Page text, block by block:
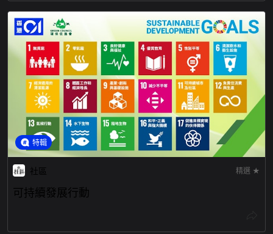
特輯
社區 精選 ★
可持續發展行動